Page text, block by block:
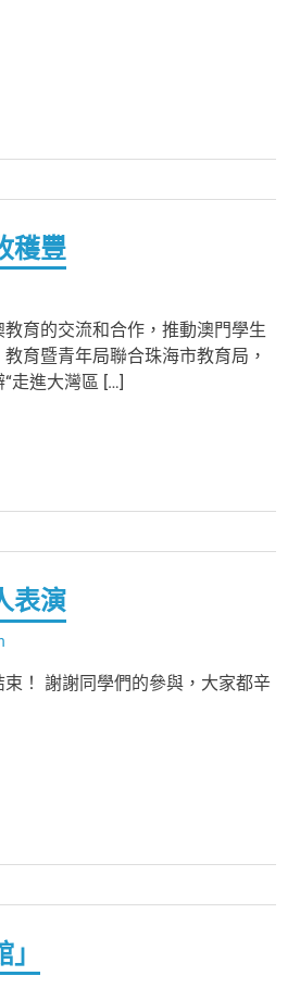
穫豐
教育的交流和合作，推動澳門學生
育暨青年局聯合珠海市教育局，
走進大灣區 […]
表演
！ 謝謝同學們的參與，大家都辛